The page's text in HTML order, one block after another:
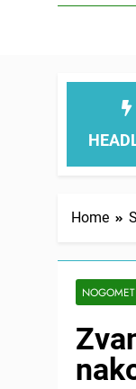
mekan, ovaj
Home
NOGOMET